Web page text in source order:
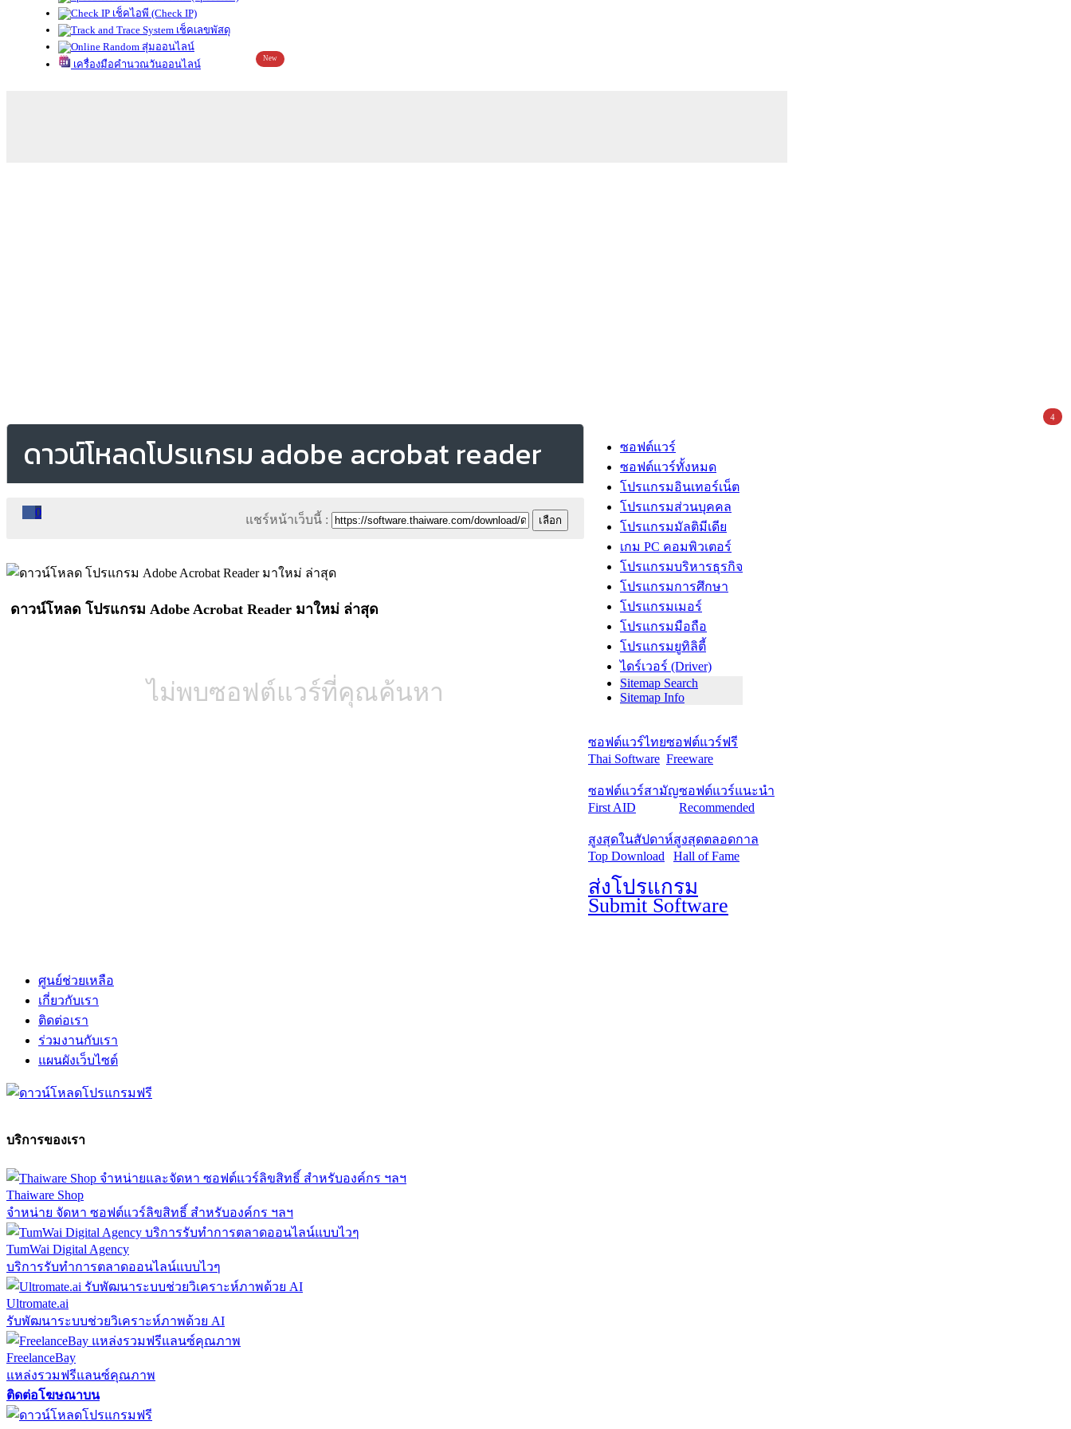
เช็คไอพี (Check IP)
เช็คเลขพัสดุ
สุ่มออนไลน์
เครื่องมือคำนวณวันออนไลน์
New
ดาวน์โหลดโปรแกรม adobe acrobat reader
0
แชร์หน้าเว็บนี้ :
ดาวน์โหลด โปรแกรม Adobe Acrobat Reader มาใหม่ ล่าสุด
ไม่พบซอฟต์แวร์ที่คุณค้นหา
ซอฟต์แวร์
ซอฟต์แวร์ทั้งหมด
โปรแกรมอินเทอร์เน็ต
โปรแกรมส่วนบุคคล
โปรแกรมมัลติมีเดีย
เกม PC คอมพิวเตอร์
โปรแกรมบริหารธุรกิจ
โปรแกรมการศึกษา
โปรแกรมเมอร์
โปรแกรมมือถือ
โปรแกรมยูทิลิตี้
ไดร์เวอร์ (Driver)
Sitemap Search
Sitemap Info
ซอฟต์แวร์ไทย
Thai Software
ซอฟต์แวร์ฟรี
Freeware
ซอฟต์แวร์สามัญ
First AID
ซอฟต์แวร์แนะนำ
Recommended
สูงสุดในสัปดาห์
Top Download
สูงสุดตลอดกาล
Hall of Fame
ส่งโปรแกรม
Submit Software
ศูนย์ช่วยเหลือ
เกี่ยวกับเรา
ติดต่อเรา
ร่วมงานกับเรา
4
แผนผังเว็บไซต์
บริการของเรา
Thaiware Shop
จำหน่าย จัดหา ซอฟต์แวร์ลิขสิทธิ์ สำหรับองค์กร ฯลฯ
TumWai Digital Agency
บริการรับทำการตลาดออนไลน์แบบไวๆ
Ultromate.ai
รับพัฒนาระบบช่วยวิเคราะห์ภาพด้วย AI
FreelanceBay
แหล่งรวมฟรีแลนซ์คุณภาพ
ติดต่อโฆษณาบน